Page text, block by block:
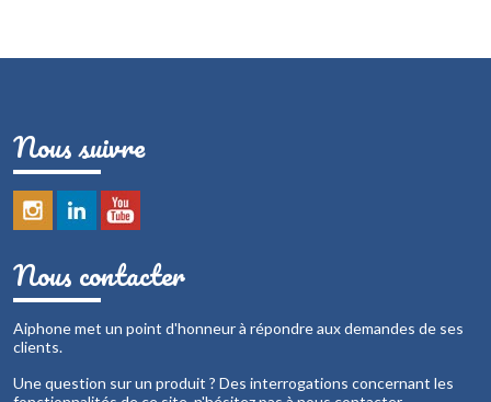
Nous suivre
Nous contacter
Aiphone met un point d'honneur à répondre aux demandes de ses
clients.
Une question sur un produit ? Des interrogations concernant les